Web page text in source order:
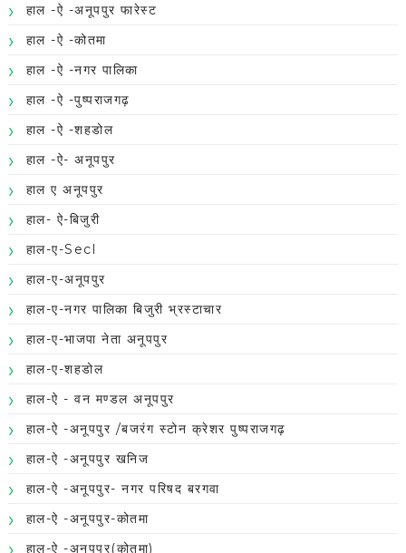
हाल -ऐ -अनूपपुर फारेस्ट
हाल -ऐ -कोतमा
हाल -ऐ -नगर पालिका
हाल -ऐ -पुष्पराजगढ़
हाल -ऐ -शहडोल
हाल -ऐ- अनूपपुर
हाल ए अनूपपुर
हाल- ऐ-बिजुरी
हाल-ए-Secl
हाल-ए-अनूपपुर
हाल-ए-नगर पालिका बिजुरी भ्रस्टाचार
हाल-ए-भाजपा नेता अनूपपुर
हाल-ए-शहडोल
हाल-ऐ - वन मण्डल अनूपपुर
हाल-ऐ -अनूपपुर /बजरंग स्टोन क्रेशर पुष्पराजगढ़
हाल-ऐ -अनूपपुर खनिज
हाल-ऐ -अनूपपुर- नगर परिषद बरगवा
हाल-ऐ -अनूपपुर-कोतमा
हाल-ऐ -अनूपपुर(कोतमा)